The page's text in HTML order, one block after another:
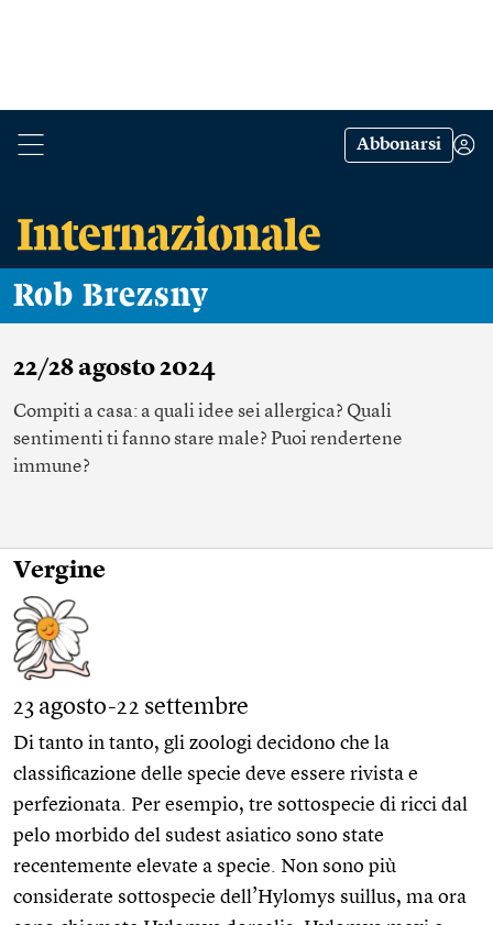
Abbonarsi
Rob Brezsny
22/28 agosto 2024
Compiti a casa: a quali idee sei allergica? Quali
sentimenti ti fanno stare male? Puoi rendertene
immune?
Vergine
23 agosto-22 settembre
Di tanto in tanto, gli zoologi decidono che la
classificazione delle specie deve essere rivista e
perfezionata. Per esempio, tre sottospecie di ricci dal
pelo morbido del sudest asiatico sono state
recentemente elevate a specie. Non sono più
considerate sottospecie dell’Hylomys suillus, ma ora